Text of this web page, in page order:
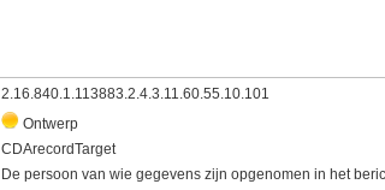
2.16.840.1.113883.2.4.3.11.60.55.10.101
Ontwerp
CDArecordTarget
De persoon van wie gegevens zijn opgenomen in het